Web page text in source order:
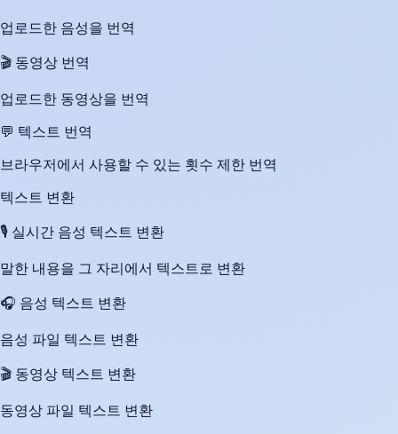
업로드한 음성을 번역
🎬 동영상 번역
업로드한 동영상을 번역
💬 텍스트 번역
브라우저에서 사용할 수 있는 횟수 제한 번역
텍스트 변환
🎙️ 실시간 음성 텍스트 변환
말한 내용을 그 자리에서 텍스트로 변환
🎧 음성 텍스트 변환
음성 파일 텍스트 변환
🎬 동영상 텍스트 변환
동영상 파일 텍스트 변환